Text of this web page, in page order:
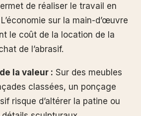
de réaliser le travail en
sur la main-d’œuvre
le coût de la location de la
de l’abrasif.
la valeur : Sur des meubles
classées, un ponçage
risque d’altérer la patine ou